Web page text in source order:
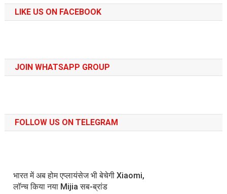
LIKE US ON FACEBOOK
JOIN WHATSAPP GROUP
FOLLOW US ON TELEGRAM
भारत में अब होम एप्लायंसेज भी बेचेगी Xiaomi,
लॉन्च किया नया Mijia सब-ब्रांड